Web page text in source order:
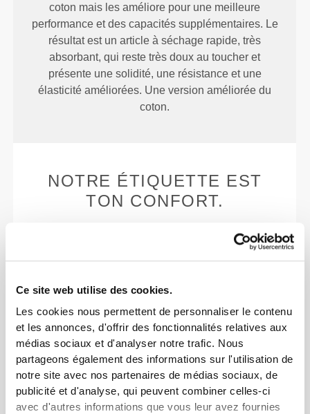
Ce site web utilise des cookies.
Les cookies nous permettent de personnaliser le contenu
et les annonces, d'offrir des fonctionnalités relatives aux
médias sociaux et d'analyser notre trafic. Nous
partageons également des informations sur l'utilisation de
notre site avec nos partenaires de médias sociaux, de
publicité et d'analyse, qui peuvent combiner celles-ci
avec d'autres informations que vous leur avez fournies
coton mais les améliore pour une meilleure
performance et des capacités supplémentaires. Le
résultat est un article à séchage rapide, très
absorbant, qui reste très doux au toucher et
présente une solidité, une résistance et une
élasticité améliorées. Une version améliorée du
coton.
NOTRE ÉTIQUETTE EST
TON CONFORT.
Sans étiquettes cousues
Nos vêtements sont synonymes de confort. Nous
avons opté pour une approche qui laisse une réelle
empreinte sur nos vêtements : le sans coutures !
L'absence d'étiquettes cousues vient renforcer la
sensation de confort en évitant les frottements